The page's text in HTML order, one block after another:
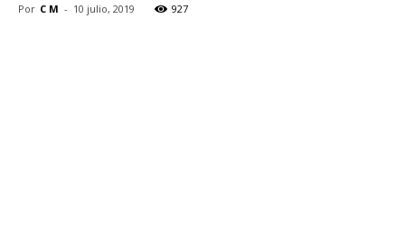
Por C M - 10 julio, 2019 927